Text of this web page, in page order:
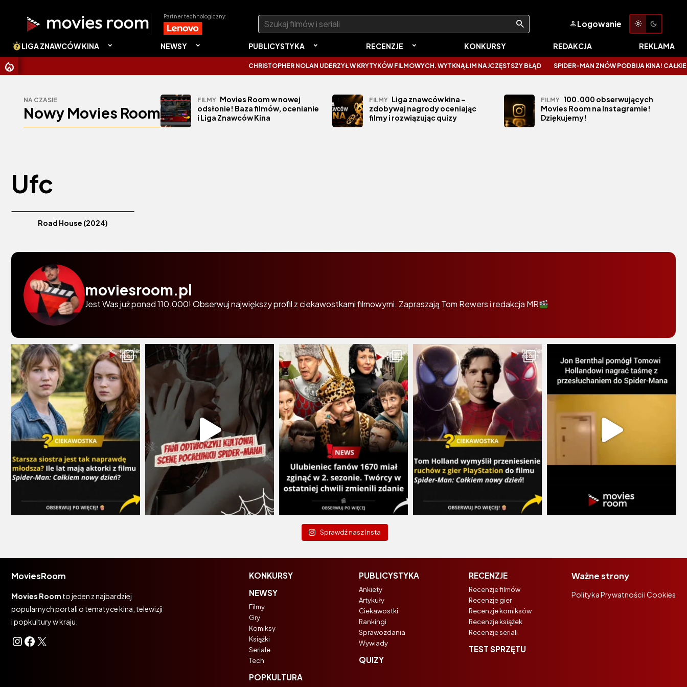
Partner technologiczny: Szukaj:
Logowanie
LIGA ZNAWCÓW KINA NEWSY PUBLICYSTYKA RECENZJE KONKURSY REDAKCJA REKLAMA
CHRISTOPHER NOLAN UDERZYŁ W KRYTYKÓW FILMOWYCH. WYTKNĄŁ IM NAJCZĘSTSZY BŁĄD SPIDER-MAN ZNÓW PODBIJA KINA! CAŁKIEM
NA CZASIE
Nowy Movies Room
FILMY Movies Room w nowej
odsłonie! Baza filmów, ocenianie
i Liga Znawców Kina
FILMY Liga znawców kina –
zdobywaj nagrody oceniając
filmy i rozwiązując quizy
FILMY 100.000 obserwujących
Movies Room na Instagramie!
Dziękujemy!
Ufc
Road House (2024)
moviesroom.pl
Jest Was już ponad 110.000! Obserwuj największy profil z ciekawostkami filmowymi. Zapraszają Tom Rewers i redakcja MR
Sprawdź nasz Insta
MoviesRoom
Movies Room to jeden z najbardziej
popularnych portali o tematyce kina, telewizji
i popkultury w kraju.
Instagram
Facebook
X
KONKURSY
NEWSY
Filmy
Gry
Komiksy
Książki
Seriale
Tech
POPKULTURA
PUBLICYSTYKA
Ankiety
Artykuły
Ciekawostki
Rankingi
Sprawozdania
Wywiady
QUIZY
RECENZJE
Recenzje filmów
Recenzje gier
Recenzje komiksów
Recenzje książek
Recenzje seriali
TEST SPRZĘTU
Ważne strony
Polityka Prywatności i Cookies